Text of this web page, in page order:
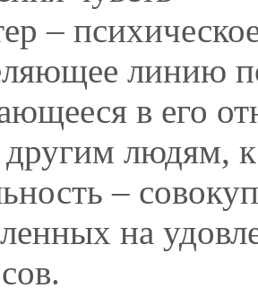
–
линию
в его
другим людям,
–
на